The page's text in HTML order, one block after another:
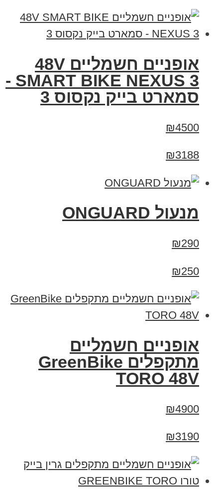
אופניים חשמליים 48V
SMART BIKE NEXUS 3 -
סמארט בייק נקסוס 3
₪4500
₪3188
מנעול ONGUARD
₪290
₪250
אופניים חשמליים
מתקפלים GreenBike
TORO 48V
₪4900
₪3190